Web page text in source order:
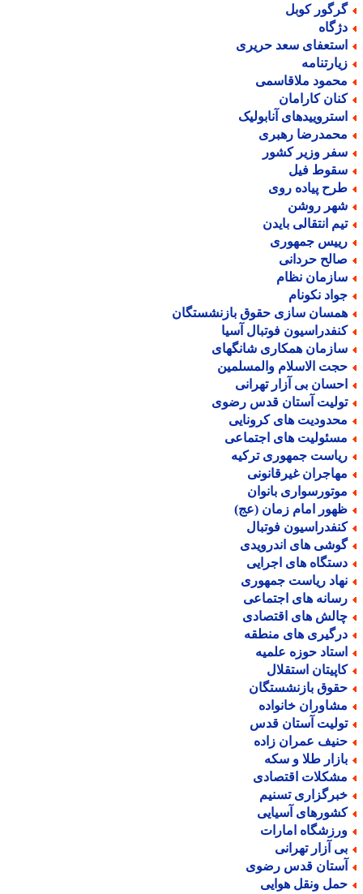
کوبل
سعد حریری
ملاقاسمی
کارامان
آنابولیک
رهبری
وزیر کشور
فیل
پیاده روی
روشن
انتقالی بایدن
جمهوری
حردانی
نظام
نکونام
سازی حقوق بازنشستگان
فوتبال آسیا
همکاری شانگهای
الاسلام والمسلمین
بی آزار تهرانی
آستان قدس رضوی
های کرونایی
های اجتماعی
جمهوری ترکیه
غیرقانونی
بانوان
امام زمان (عج)
فوتبال
های اندرویدی
های اجرایی
ریاست جمهوری
های اجتماعی
های اقتصادی
های منطقه
حوزه علمیه
استقلال
بازنشستگان
خانواده
آستان قدس
عمران زاده
طلا و سکه
اقتصادی
تسنیم
آسیایی
امارات
آزار تهرانی
قدس رضوی
ونقل هوایی